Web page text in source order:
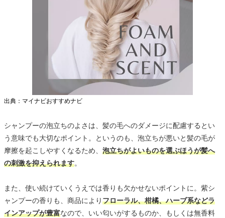
出典：マイナビおすすめナビ
シャンプーの泡立ちのよさは、髪の毛へのダメージに配慮するとい
う意味でも大切なポイント。というのも、泡立ちが悪いと髪の毛が
摩擦を起こしやすくなるため、 泡立ちがよいものを選ぶほうが髪へ
の刺激を抑えられます。
また、使い続けていくうえでは香りも欠かせないポイントに。紫シ
ャンプーの香りも、商品によりフローラル、柑橘、ハーブ系などラ
インアップが豊富なので、いい匂いがするものか、もしくは無香料